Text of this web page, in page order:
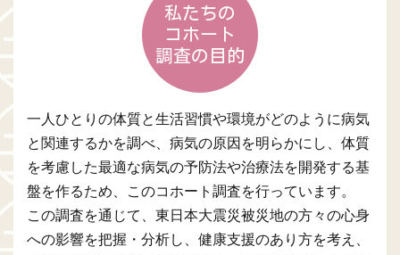
私たちの
コホート
調査の目的
一人ひとりの体質と生活習慣や環境がどのように病気
と関連するかを調べ、病気の原因を明らかにし、体質
を考慮した最適な病気の予防法や治療法を開発する基
盤を作るため、このコホート調査を行っています。
この調査を通じて、東日本大震災被災地の方々の心身
への影響を把握・分析し、健康支援のあり方を考え、